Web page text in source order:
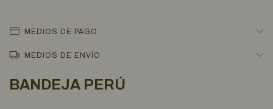
MEDIOS DE PAGO
MEDIOS DE ENVÍO
BANDEJA PERÚ